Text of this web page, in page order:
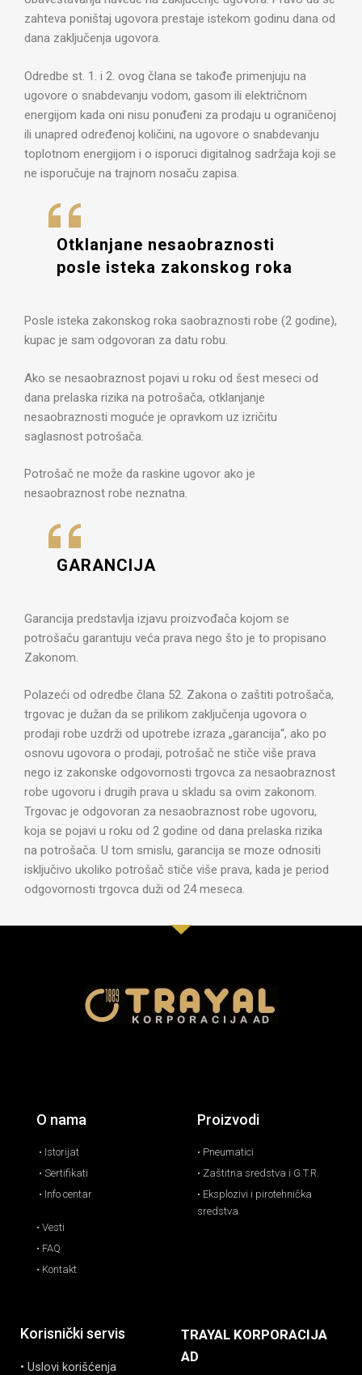
zahteva poništaj ugovora prestaje istekom godinu dana od
dana zaključenja ugovora.
Odredbe st. 1. i 2. ovog člana se takođe primenjuju na
ugovore o snabdevanju vodom, gasom ili električnom
energijom kada oni nisu ponuđeni za prodaju u ograničenoj
ili unapred određenoj količini, na ugovore o snabdevanju
toplotnom energijom i o isporuci digitalnog sadržaja koji se
ne isporučuje na trajnom nosaču zapisa.
Otklanjane nesaobraznosti
posle isteka zakonskog roka
Posle isteka zakonskog roka saobraznosti robe (2 godine),
kupac je sam odgovoran za datu robu.
Ako se nesaobraznost pojavi u roku od šest meseci od
dana prelaska rizika na potrošača, otklanjanje
nesaobraznosti moguće je opravkom uz izričitu
saglasnost potrošača.
Potrošač ne može da raskine ugovor ako je
nesaobraznost robe neznatna.
GARANCIJA
Garancija predstavlja izjavu proizvođača kojom se
potrošaču garantuju veća prava nego što je to propisano
Zakonom.
Polazeći od odredbe člana 52. Zakona o zaštiti potrošača,
trgovac je dužan da se prilikom zaključenja ugovora o
prodaji robe uzdrži od upotrebe izraza „garancija“, ako po
osnovu ugovora o prodaji, potrošač ne stiče više prava
nego iz zakonske odgovornosti trgovca za nesaobraznost
robe ugovoru i drugih prava u skladu sa ovim zakonom.
Trgovac je odgovoran za nesaobraznost robe ugovoru,
koja se pojavi u roku od 2 godine od dana prelaska rizika
na potrošača. U tom smislu, garancija se moze odnositi
isključivo ukoliko potrošač stiče više prava, kada je period
odgovornosti trgovca duži od 24 meseca.
O nama
• Istorijat
• Sertifikati
• Info centar
• Vesti
• FAQ
• Kontakt
Proizvodi
• Pneumatici
• Zaštitna sredstva i G.T.R.
• Eksplozivi i pirotehnička
sredstva
Korisnički servis
• Uslovi korišćenja
TRAYAL KORPORACIJA
AD